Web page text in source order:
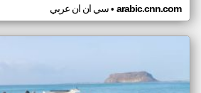
سي ان ان عربي• arabic.cnn.com